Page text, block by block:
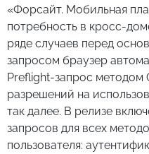
«Форсайт. Мобильная
потребность в кросс-
ряде случаев перед
запросом браузер
Preflight-запрос методом
разрешений на
так далее. В релизе
запросов для всех
пользователя: